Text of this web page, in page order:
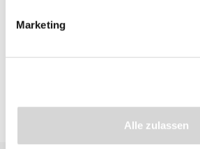
Marketing
Alle zulassen